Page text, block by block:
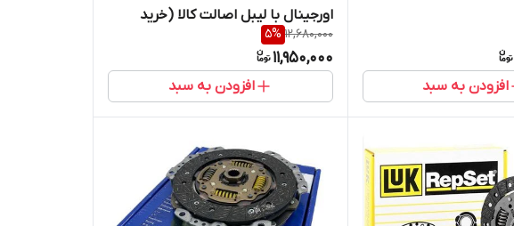
افزودن به سبد
اورجینال با لیبل اصالت کالا (خرید
مستقیم از واردکننده)
12,680,000
5%
11,950,000
افزودن به سبد